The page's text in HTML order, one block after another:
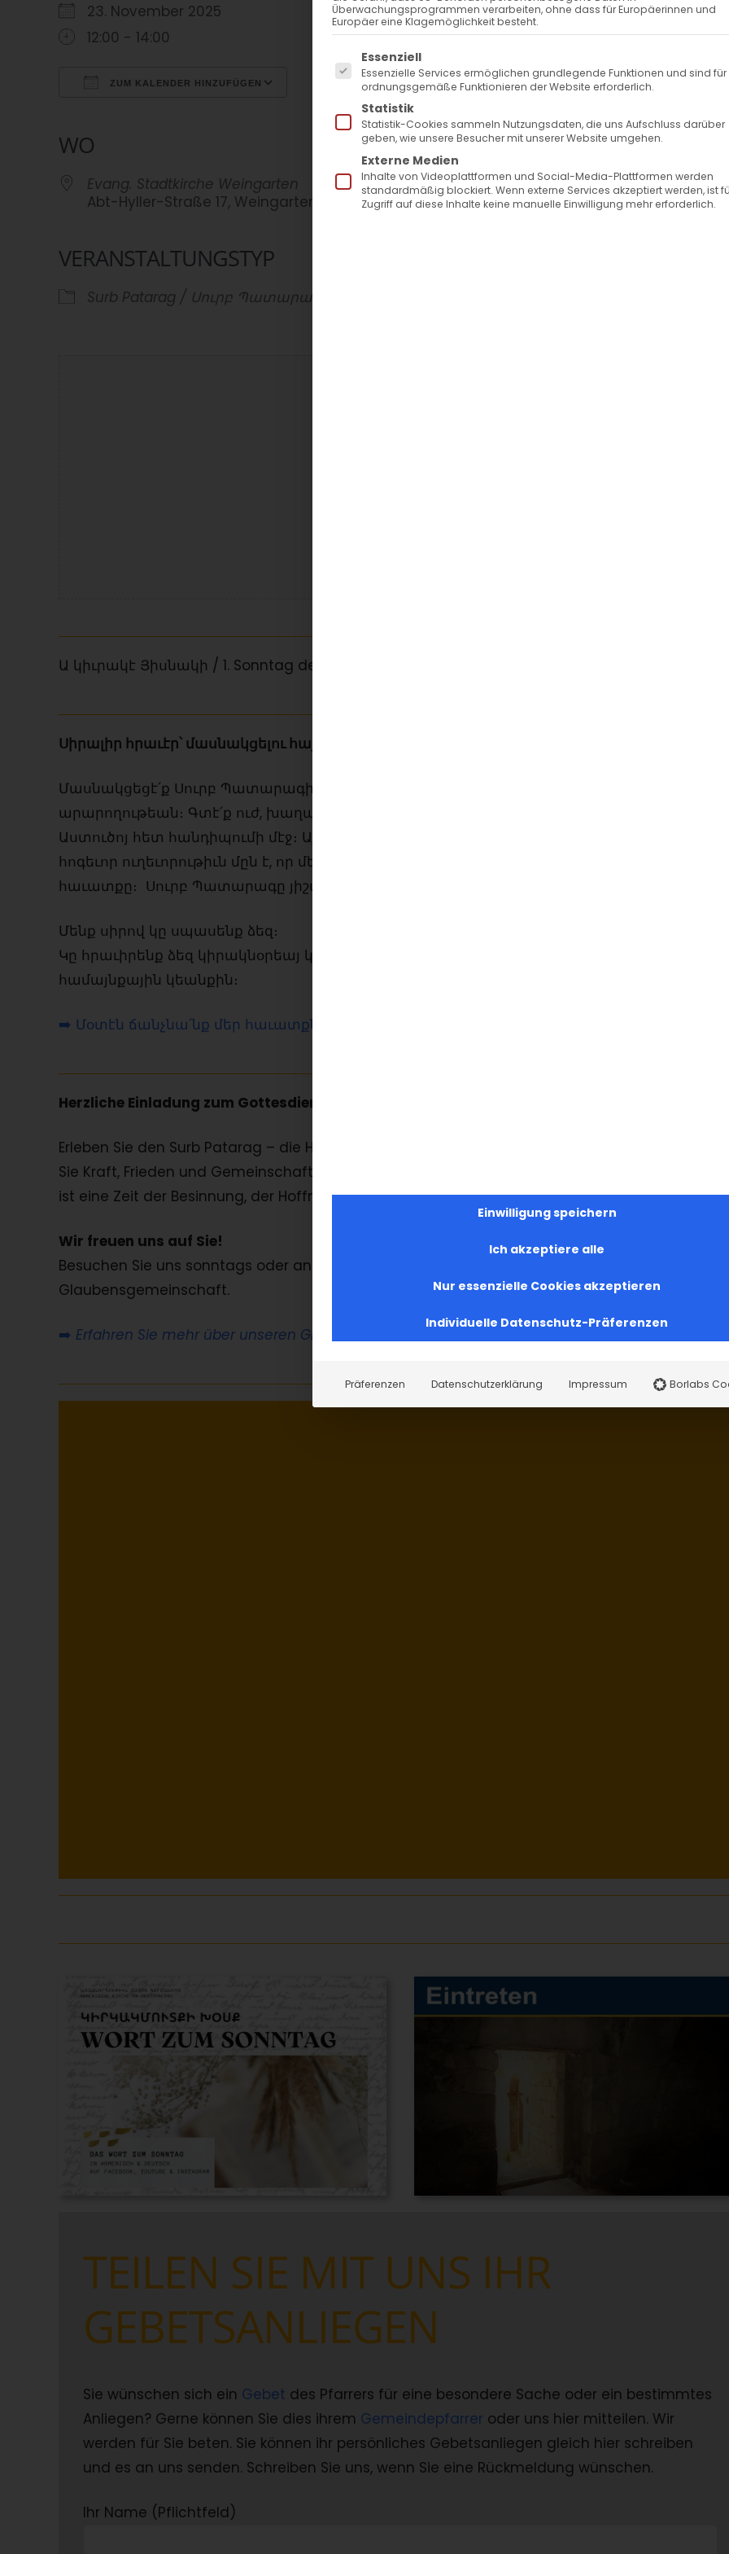
23. November 2025
12:00 - 14:00
ZUM KALENDER HINZUFÜGEN
WO
Evang. Stadtkirche Weingarten
Abt-Hyller-Straße 17, Weingarten, 88250
VERANSTALTUNGSTYP
Surb Patarag / Սուրբ Պատարագ
Ա կիւրակէ Յիսնակի / 1. Sonntag des Hisnak
Սիրալիր հրաւէր՝ մասնակցելու հայ եկեղեցւոյ Սուրբ Պատարագին։
Մասնակցեցէ՛ք Սուրբ Պատարագին՝ Հայ Առաքելական Եկեղեցւոյ սրբազան
արարողութեան։ Գտէ՛ք ուժ, խաղաղութիւն եւ հաւատքին մէջ միասնականութիւն՝ աղօթքի
Աստուծոյ հետ հանդիպումի մէջ։ Այս Խորհուրդը աւելիին է, քան դարաւոր աւանդոյթ մը՝ ան
հոգեւոր ուղեւորութիւն մըն է, որ մեզ կը կապէ մեր արմատներուն հետ եւ կը զօրացնէ մեր
հաւատքը։ Սուրբ Պատարագը յիշատակումի, յոյսի եւ հաւատքի զօրացման պահ մըն է։
Մենք սիրով կը սպասենք ձեզ։
Կը հրաւիրենք ձեզ կիրակնօրեայ կամ տօնական Պատարագներուն եւ մասնակցելու մեր
համայնքային կեանքին։
➡️ Մօտէն ճանչնա՛նք մեր հաւատքն ու աւանդութիւնները։
Herzliche Einladung zum Gottesdienst in der Armenischen Kirche
Erleben Sie den Surb Patarag – die Heilige Liturgie der armenisch-apostolischen Kirche. Finden
Sie Kraft, Frieden und Gemeinschaft im Gebet und in der Begegnung mit Gott. Der
ist eine Zeit der Besinnung, der Hoffnung und der Stärkung im Glauben.
Wir freuen uns auf Sie!
Besuchen Sie uns sonntags oder an Feiertagen und seien Sie Teil unserer lebendigen
Glaubensgemeinschaft.
➡️ Erfahren Sie mehr über unseren Glauben und Tradition
TEILEN SIE MIT UNS IHR
GEBETSANLIEGEN
Sie wünschen sich ein Gebet des Pfarrers für eine besondere Sache oder ein bestimmtes
Anliegen? Gerne können Sie dies ihrem Gemeindepfarrer oder uns hier mitteilen. Wir
werden für Sie beten. Sie können ihr persönliches Gebetsanliegen gleich hier schreiben
und es an uns senden. Schreiben Sie uns, wenn Sie eine Rückmeldung wünschen.
Ihr Name (Pflichtfeld)
Überwachungsprogrammen verarbeiten, ohne dass für Europäerinnen und
Europäer eine Klagemöglichkeit besteht.
Es folgt eine Liste der Service-Gruppen, für die eine
Essenziell
Essenzielle Services ermöglichen grundlegende Funktionen und sind
ordnungsgemäße Funktionieren der Website erforderlich.
Statistik
Statistik-Cookies sammeln Nutzungsdaten, die uns Aufschluss darüber
geben, wie unsere Besucher mit unserer Website umgehen.
Externe Medien
Inhalte von Videoplattformen und Social-Media-Plattformen werden
standardmäßig blockiert. Wenn externe Services akzeptiert werden, ist
Zugriff auf diese Inhalte keine manuelle Einwilligung mehr erforderlich.
Einwilligung speichern
Ich akzeptiere alle
Nur essenzielle Cookies akzeptieren
Individuelle Datenschutz-Präferenzen
Präferenzen Datenschutzerklärung Impressum Borlabs